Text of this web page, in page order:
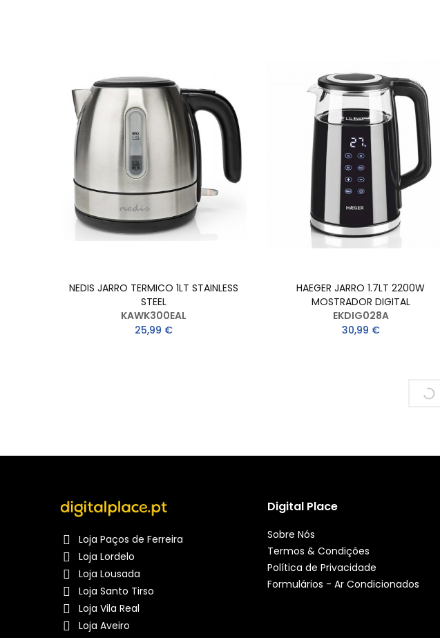
NEDIS JARRO TERMICO 1LT STAINLESS
STEEL
KAWK300EAL
25,99 €
HAEGER JARRO 1.7LT 2200W
MOSTRADOR DIGITAL
EKDIG028A
30,99 €
Loja Paços de Ferreira
Loja Lordelo
Loja Lousada
Loja Santo Tirso
Loja Vila Real
Loja Aveiro
Digital Place
Sobre Nós
Termos & Condições
Política de Privacidade
Formulários - Ar Condicionados